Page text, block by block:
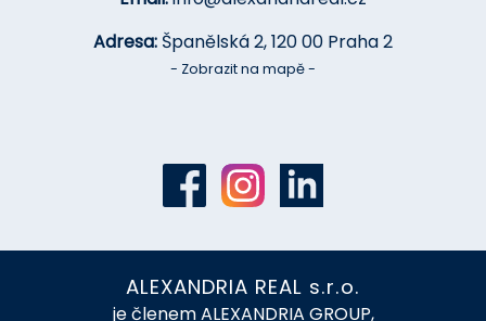
Adresa: Španělská 2, 120 00 Praha 2
- Zobrazit na mapě -
ALEXANDRIA REAL s.r.o.
je členem ALEXANDRIA GROUP,